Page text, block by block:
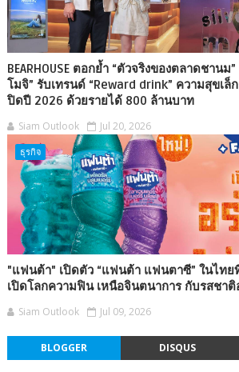
BEARHOUSE ตอกย้ำ “ตัวจริงของตลาดชานม
โมจิ” รับเทรนด์ “Reward drink” ความสุขเล็
ปิดปี 2026 ด้วยรายได้ 800 ล้านบาท
Siam Outlook Jul 20, 2026
ธุรกิจ
"แฟนต้า" เปิดตัว “แฟนต้า แฟนตาซี” ในไทย
เปิดโลกความฟิน เหนือจินตนาการ กับรสชาติ
Siam Outlook Jul 09, 2026
BLOGGER DISQUS